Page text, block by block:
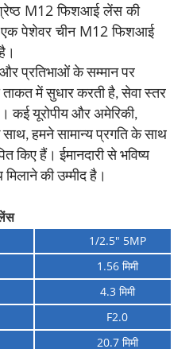
M12 फिशआई लेंस की
पेशेवर चीन M12 फिशआई
और प्रतिभाओं के सम्मान पर
ताकत में सुधार करती है, सेवा स्तर
कई यूरोपीय और अमेरिकी,
हमने सामान्य प्रगति के साथ
किए हैं। ईमानदारी से भविष्य
की उम्मीद है।
1/2.5″ 5MP
1.56 मिमी
4.3 मिमी
F2.0
20.7 मिमी